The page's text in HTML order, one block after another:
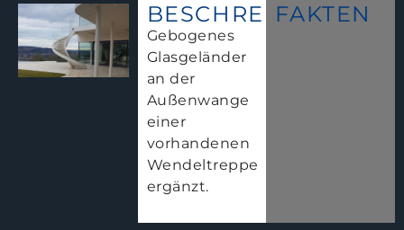
BESCHREIBUNG
Gebogenes
Glasgeländer
an der
Außenwange
einer
vorhandenen
Wendeltreppe
ergänzt.
FAKTEN